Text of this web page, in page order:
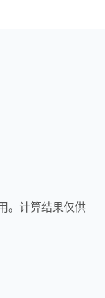
。计算结果仅供